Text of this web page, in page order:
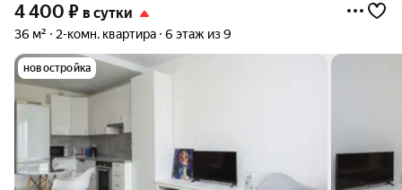
4 400 ₽ в сутки
36 м² 2-комн. квартира 6 этаж из 9
новостройка